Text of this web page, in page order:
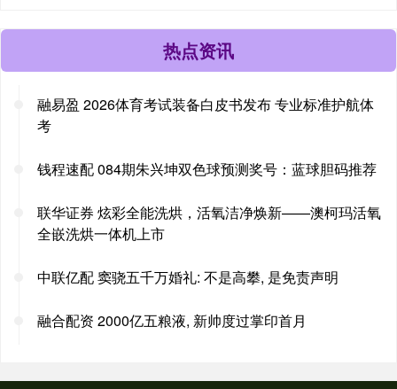
热点资讯
融易盈 2026体育考试装备白皮书发布 专业标准护航体
考
钱程速配 084期朱兴坤双色球预测奖号：蓝球胆码推荐
联华证券 炫彩全能洗烘，活氧洁净焕新——澳柯玛活氧
全嵌洗烘一体机上市
中联亿配 窦骁五千万婚礼: 不是高攀, 是免责声明
融合配资 2000亿五粮液, 新帅度过掌印首月